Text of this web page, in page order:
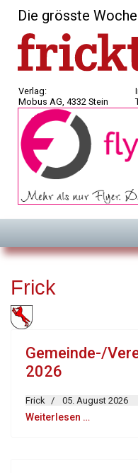
Die grösste
Verlag:
Mobus AG, 4332 Stein
Frick
Gemeinde-/
2026
Frick 05. August 2026
Weiterlesen …